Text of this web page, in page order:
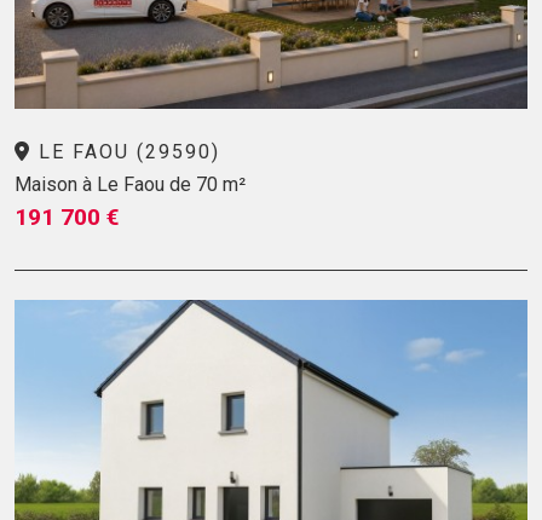
LE FAOU (29590)
Maison à Le Faou de 70 m²
191 700 €